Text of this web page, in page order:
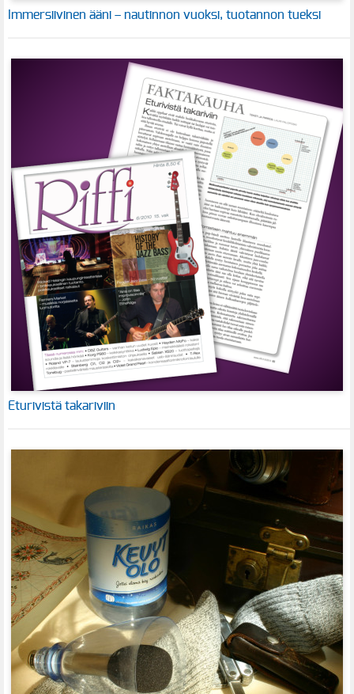
Immersiivinen ääni – nautinnon vuoksi, tuotannon tueksi
Eturivistä takariviin